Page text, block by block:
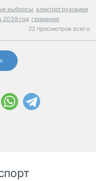
выбросы электрогрузовики
2039 год германия
22 просмотров всего.